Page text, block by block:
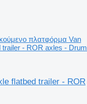
πλατφόρμα Van
- ROR axles - Drum
flatbed trailer - ROR